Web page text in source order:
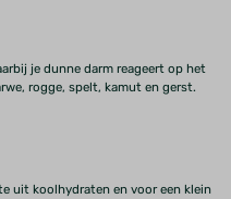
je dunne darm reageert op het
rogge, spelt, kamut en gerst.
uit koolhydraten en voor een klein